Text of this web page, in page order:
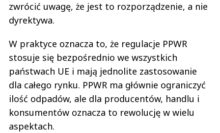
zwrócić uwagę, że jest to rozporządzenie, a nie
dyrektywa.
W praktyce oznacza to, że regulacje PPWR
stosuje się bezpośrednio we wszystkich
państwach UE i mają jednolite zastosowanie
dla całego rynku. PPWR ma głównie ograniczyć
ilość odpadów, ale dla producentów, handlu i
konsumentów oznacza to rewolucję w wielu
aspektach.